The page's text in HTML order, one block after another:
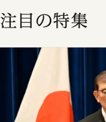
注目の特集